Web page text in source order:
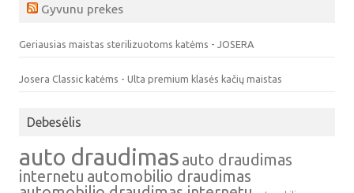
Gyvunu prekes
Geriausias maistas sterilizuotoms katėms - JOSERA
Josera Classic katėms - Ulta premium klasės kačių maistas
Debesėlis
auto draudimas auto draudimas
internetu automobilio draudimas